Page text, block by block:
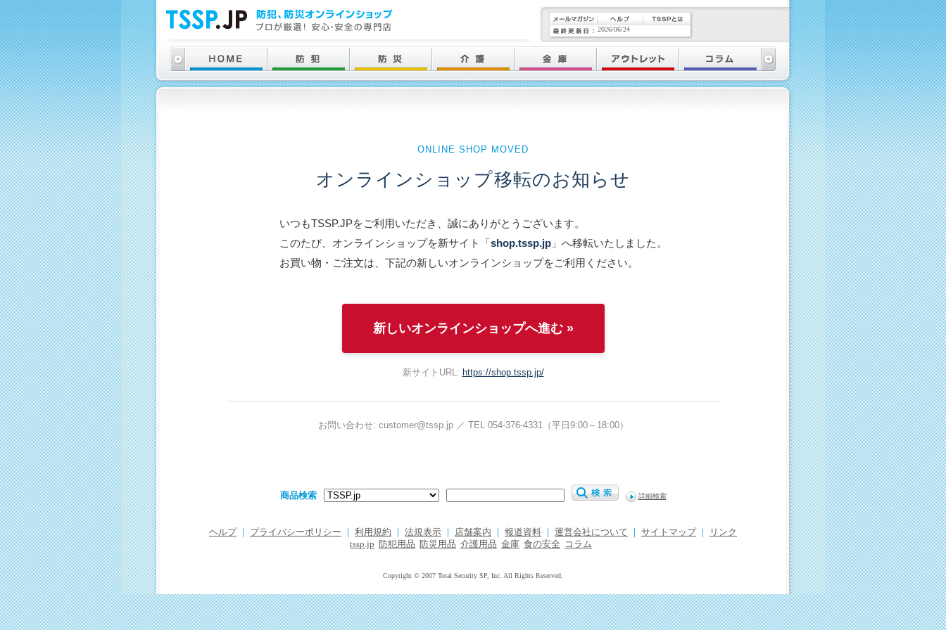
ONLINE SHOP MOVED
オンラインショップ移転のお知らせ
いつもTSSP.JPをご利用いただき、誠にありがとうございます。
このたび、オンラインショップを新サイト「shop.tssp.jp」へ移転いたしました。
お買い物・ご注文は、下記の新しいオンラインショップをご利用ください。
新しいオンラインショップへ進む »
新サイトURL: https://shop.tssp.jp/
お問い合わせ: customer@tssp.jp ／ TEL 054-376-4331（平日9:00～18:00）
商品検索 詳細検索
ヘルプ プライバシーポリシー 利用規約 法規表示 店舗案内 報道資料 運営会社について サイトマップ
リンク
tssp.jp
防犯用品 防災用品 介護用品 金庫 食の安全 コラム
Copyright © 2007 Total Security SP, Inc. All Rights Reserved.
2026/06/24